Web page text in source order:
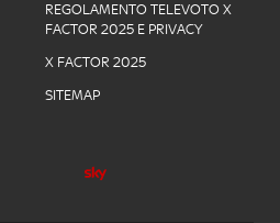
REGOLAMENTO TELEVOTO X
FACTOR 2025 E PRIVACY
X FACTOR 2025
SITEMAP